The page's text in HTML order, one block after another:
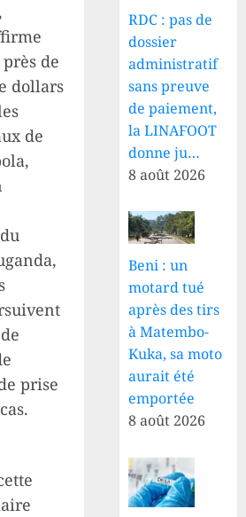
de
dollars
de
prise
RDC : pas de
dossier
administratif
sans preuve
de paiement,
la LINAFOOT
donne ju…
8 août 2026
Beni : un
motard tué
après des tirs
à Matembo-
Kuka, sa moto
aurait été
emportée
8 août 2026